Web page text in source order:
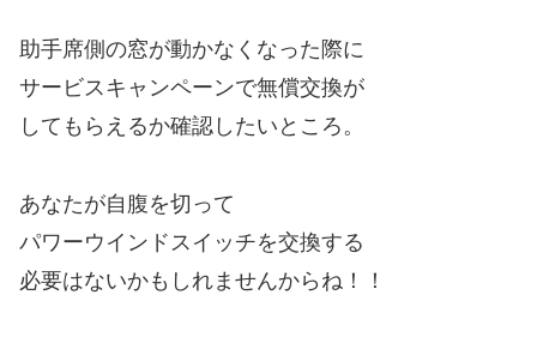
助手席側の窓が動かなくなった際に
サービスキャンペーンで無償交換が
してもらえるか確認したいところ。
あなたが自腹を切って
パワーウインドスイッチを交換する
必要はないかもしれませんからね！！